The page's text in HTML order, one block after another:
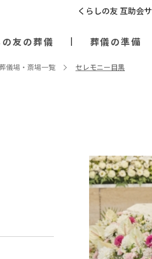
くらしの友 互助会
友の葬儀 葬儀の準備
儀場・斎場⼀覧 セレモニー目黒